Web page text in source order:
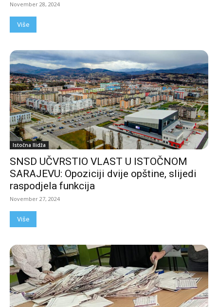
November 28, 2024
Više
Istočna Ilidža
SNSD UČVRSTIO VLAST U ISTOČNOM
SARAJEVU: Opoziciji dvije opštine, slijedi
raspodjela funkcija
November 27, 2024
Više